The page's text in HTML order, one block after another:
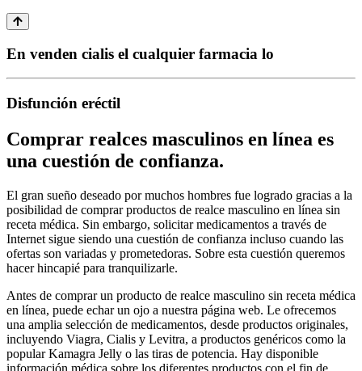
En venden cialis el cualquier farmacia lo
Disfunción eréctil
Comprar realces masculinos en línea es
una cuestión de confianza.
El gran sueño deseado por muchos hombres fue logrado gracias a la
posibilidad de comprar productos de realce masculino en línea sin
receta médica. Sin embargo, solicitar medicamentos a través de
Internet sigue siendo una cuestión de confianza incluso cuando las
ofertas son variadas y prometedoras. Sobre esta cuestión queremos
hacer hincapié para tranquilizarle.
Antes de comprar un producto de realce masculino sin receta médica
en línea, puede echar un ojo a nuestra página web. Le ofrecemos
una amplia selección de medicamentos, desde productos originales,
incluyendo Viagra, Cialis y Levitra, a productos genéricos como la
popular Kamagra Jelly o las tiras de potencia. Hay disponible
información médica sobre los diferentes productos con el fin de